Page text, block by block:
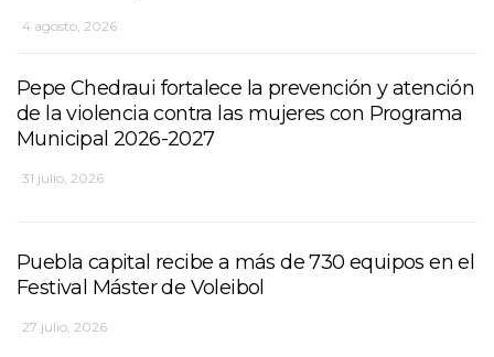
4 agosto, 2026
Pepe Chedraui fortalece la prevención y atención
de la violencia contra las mujeres con Programa
Municipal 2026-2027
31 julio, 2026
Puebla capital recibe a más de 730 equipos en el
Festival Máster de Voleibol
27 julio, 2026